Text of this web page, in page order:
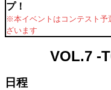
プ！
※本イベントはコンテスト予
ざいます
VOL.7 -
日程